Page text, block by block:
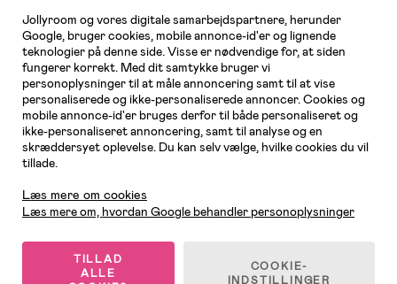
tilbyder produkter fra velkendte varemærker som Britax, Maxi-Cosi, Baby
Jogger, BabyBjörn, Didriksons, KidKraft, Ergobaby, Phillips Avent, Neonate,
Cybex, LEGO og mange flere. Kort sagt - et kæmpe sortiment venter på dig!
© 2026 Jollyroom AB. Alle rettigheder forbeholdes.
Jollyroom og vores digitale samarbejdspartnere, herunder
Google, bruger cookies, mobile annonce-id'er og lignende
teknologier på denne side. Visse er nødvendige for, at siden
fungerer korrekt. Med dit samtykke bruger vi
personoplysninger til at måle annoncering samt til at vise
personaliserede og ikke-personaliserede annoncer. Cookies og
mobile annonce-id'er bruges derfor til både personaliseret og
ikke-personaliseret annoncering, samt til analyse og en
skræddersyet oplevelse. Du kan selv vælge, hvilke cookies du vil
tillade.
Læs mere om cookies
Læs mere om, hvordan Google behandler personoplysninger
TILLAD
ALLE
COOKIE-
INDSTILLINGER